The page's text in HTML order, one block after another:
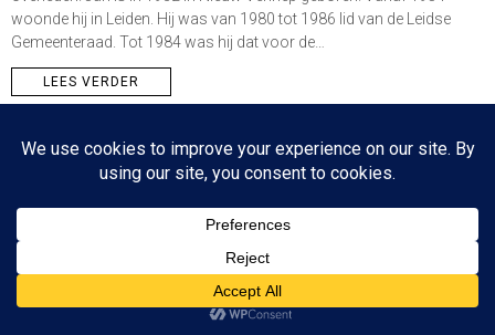
woonde hij in Leiden. Hij was van 1980 tot 1986 lid van de Leidse
Gemeenteraad. Tot 1984 was hij dat voor de…
LEES VERDER
Since 2003 © All Rights Reserved | Foto's Robbert Baruch tenzij anders vermeld
NIEUWSBRIEF CONTACT
BOVEN